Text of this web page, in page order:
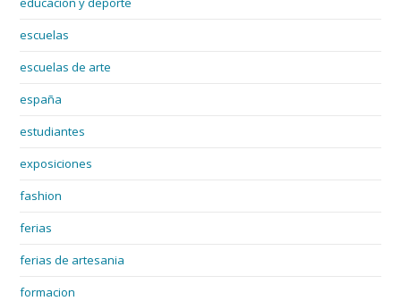
escuelas
escuelas de arte
españa
estudiantes
exposiciones
fashion
ferias
ferias de artesania
formacion